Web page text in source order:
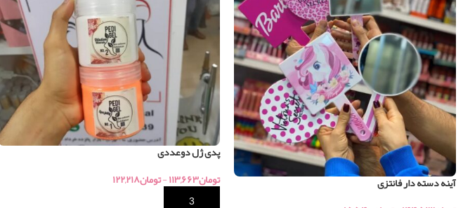
آینه دسته دار فانتزی
پدی ژل دوعددی
تومان۱۱۳,۶۶۳-تومان۱۲۲,۲۱۸